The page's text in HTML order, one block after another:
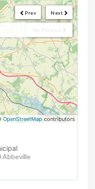
Next
Prev
My Position
OpenStreetMap contributors
Abbeville